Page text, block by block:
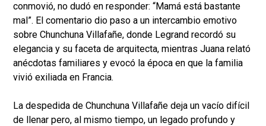
conmovió, no dudó en responder: “Mamá está bastante
mal”. El comentario dio paso a un intercambio emotivo
sobre Chunchuna Villafañe, donde Legrand recordó su
elegancia y su faceta de arquitecta, mientras Juana relató
anécdotas familiares y evocó la época en que la familia
vivió exiliada en Francia.
La despedida de Chunchuna Villafañe deja un vacío difícil
de llenar pero, al mismo tiempo, un legado profundo y